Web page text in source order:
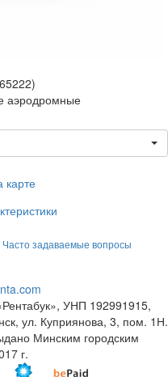
аэродромные
карте
Часто задаваемые вопросы
УНП 192991915,
ул. Куприянова, 3, пом. 1Н.
Минским городским
г.